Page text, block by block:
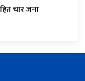
चार जना